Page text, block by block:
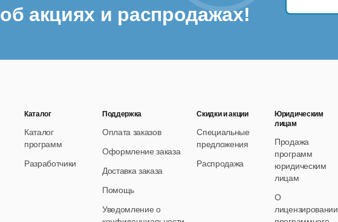
об акциях и распродажах!
Каталог
Каталог
программ
Разработчики
Поддержка
Оплата заказов
Оформление заказа
Доставка заказа
Помощь
Уведомление о
Скидки и акции
Специальные
предложения
Распродажа
Юридическим
лицам
Продажа
программ
юридическим
лицам
О
лицензировании